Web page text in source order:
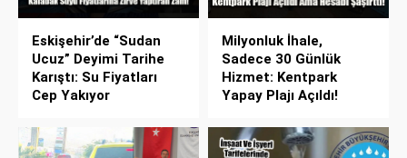
Eskişehir’de “Sudan
Ucuz” Deyimi Tarihe
Karıştı: Su Fiyatları
Cep Yakıyor
Milyonluk İhale,
Sadece 30 Günlük
Hizmet: Kentpark
Yapay Plajı Açıldı!